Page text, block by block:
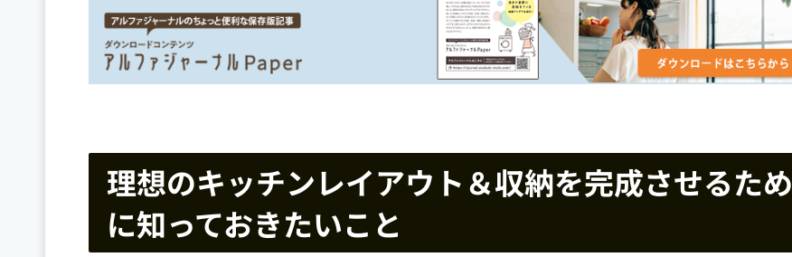
理想のキッチンレイアウト＆収納を完成させるため
に知っておきたいこと